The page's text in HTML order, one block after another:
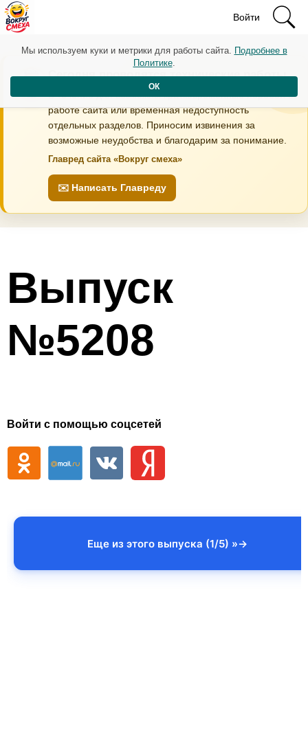
Войти
Сегодня проводятся технические работы
В течение дня возможны кратковременные перебои в
работе сайта или временная недоступность
отдельных разделов. Приносим извинения за
возможные неудобства и благодарим за понимание.
Главред сайта «Вокруг смеха»
✉️ Написать Главреду
Выпуск
№5208
Войти с помощью соцсетей
Еще из этого выпуска (1/5) »
Мы используем куки и метрики для работы сайта. Подробнее в
Политике.
ОК